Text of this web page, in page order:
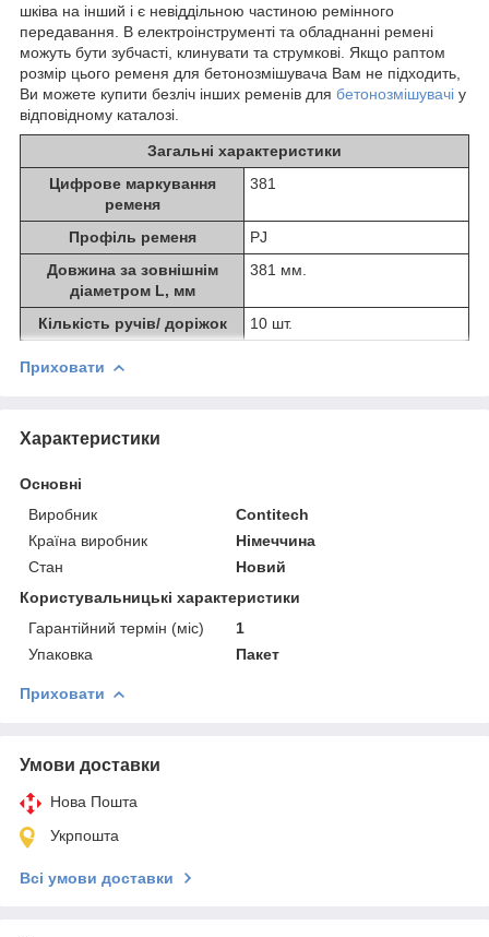
шківа на інший і є невіддільною частиною ремінного
передавання. В електроінструменті та обладнанні ремені
можуть бути зубчасті, клинувати та струмкові. Якщо раптом
розмір цього ременя для бетонозмішувача Вам не підходить,
Ви можете купити безліч інших ременів для бетонозмішувачі у
відповідному каталозі.
Загальні характеристики
Цифрове маркування
ременя
381
Профіль ременя
PJ
Довжина за зовнішнім
діаметром L, мм
381 мм.
Кількість ручів/ доріжок 10 шт.
Приховати
Характеристики
Основні
Виробник
Contitech
Країна виробник
Німеччина
Стан
Новий
Користувальницькі характеристики
Гарантійний термін (міс)
1
Упаковка
Пакет
Приховати
Умови доставки
Нова Пошта
Укрпошта
Всі умови доставки